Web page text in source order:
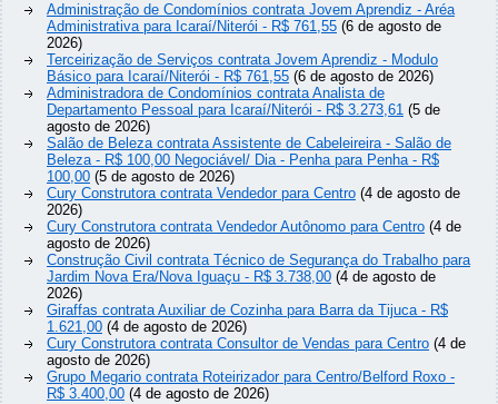
Administração de Condomínios contrata Jovem Aprendiz - Aréa
Administrativa para Icaraí/Niterói - R$ 761,55 (6 de agosto de
2026)
Terceirização de Serviços contrata Jovem Aprendiz - Modulo
Básico para Icaraí/Niterói - R$ 761,55 (6 de agosto de 2026)
Administradora de Condomínios contrata Analista de
Departamento Pessoal para Icaraí/Niterói - R$ 3.273,61 (5 de
agosto de 2026)
Salão de Beleza contrata Assistente de Cabeleireira - Salão de
Beleza - R$ 100,00 Negociável/ Dia - Penha para Penha - R$
100,00 (5 de agosto de 2026)
Cury Construtora contrata Vendedor para Centro (4 de agosto de
2026)
Cury Construtora contrata Vendedor Autônomo para Centro (4 de
agosto de 2026)
Construção Civil contrata Técnico de Segurança do Trabalho para
Jardim Nova Era/Nova Iguaçu - R$ 3.738,00 (4 de agosto de
2026)
Giraffas contrata Auxiliar de Cozinha para Barra da Tijuca - R$
1.621,00 (4 de agosto de 2026)
Cury Construtora contrata Consultor de Vendas para Centro (4 de
agosto de 2026)
Grupo Megario contrata Roteirizador para Centro/Belford Roxo -
R$ 3.400,00 (4 de agosto de 2026)